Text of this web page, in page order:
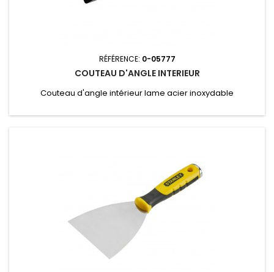
RÉFÉRENCE: 0-05777
COUTEAU D'ANGLE INTERIEUR
Couteau d'angle intérieur lame acier inoxydable